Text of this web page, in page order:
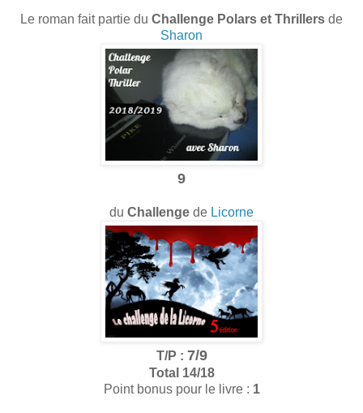
Le roman fait partie du Challenge Polars et Thrillers de
Sharon
9
du Challenge de Licorne
T/P : 7/9
Total 14/18
Point bonus pour le livre : 1